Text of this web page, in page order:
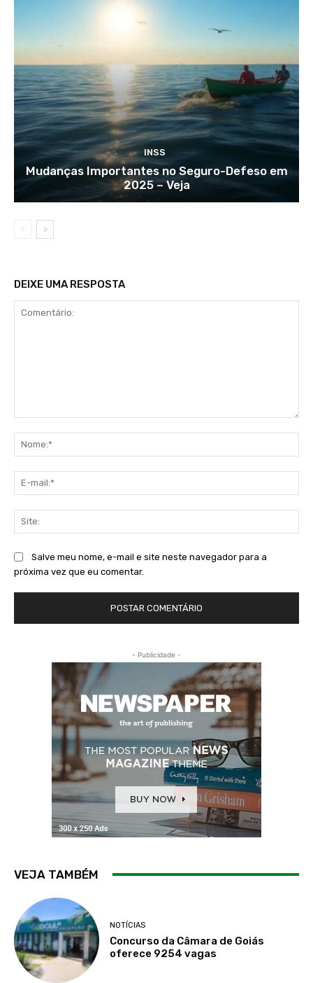
INSS
Mudanças Importantes no Seguro-Defeso em
2025 – Veja
DEIXE UMA RESPOSTA
Salve meu nome, e-mail e site neste navegador para a
próxima vez que eu comentar.
- Publicidade -
VEJA TAMBÉM
NOTÍCIAS
Concurso da Câmara de Goiás
oferece 9254 vagas